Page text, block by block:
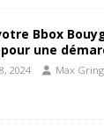
Bbox
une
2024 Max